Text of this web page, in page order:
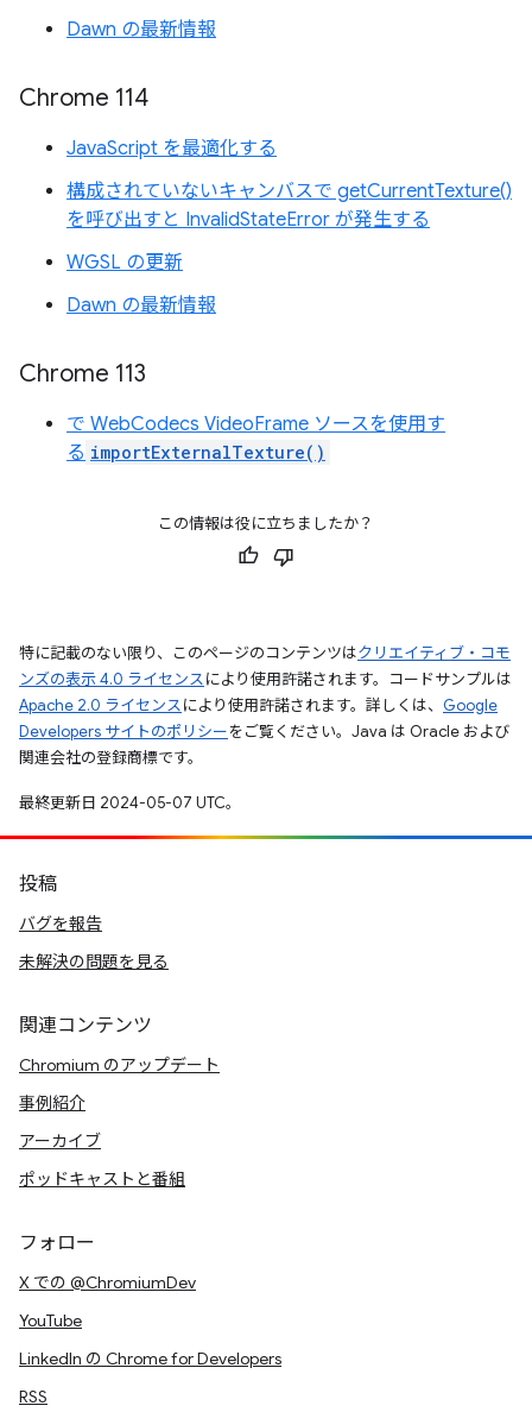
Dawn の最新情報
Chrome 114
JavaScript を最適化する
構成されていないキャンバスで getCurrentTexture()
を呼び出すと InvalidStateError が発生する
WGSL の更新
Dawn の最新情報
Chrome 113
で WebCodecs VideoFrame ソースを使用す
る importExternalTexture()
この情報は役に立ちましたか？
特に記載のない限り、このページのコンテンツはクリエイティブ・コモ
ンズの表示 4.0 ライセンスにより使用許諾されます。コードサンプルは
Apache 2.0 ライセンスにより使用許諾されます。詳しくは、 Google
Developers サイトのポリシーをご覧ください。Java は Oracle および
関連会社の登録商標です。
最終更新日 2024-05-07 UTC。
投稿
バグを報告
未解決の問題を見る
関連コンテンツ
Chromium のアップデート
事例紹介
アーカイブ
ポッドキャストと番組
フォロー
X での @ChromiumDev
YouTube
LinkedIn の Chrome for Developers
RSS